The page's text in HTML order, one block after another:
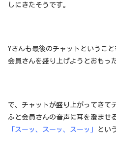
しにきたそうです。
Yさんも最後のチャットというこ
会員さんを盛り上げようとおもっ
で、チャットが盛り上がってきて
ふと会員さんの音声に耳を澄ませ
「スーッ、スーッ、スーッ」
とい